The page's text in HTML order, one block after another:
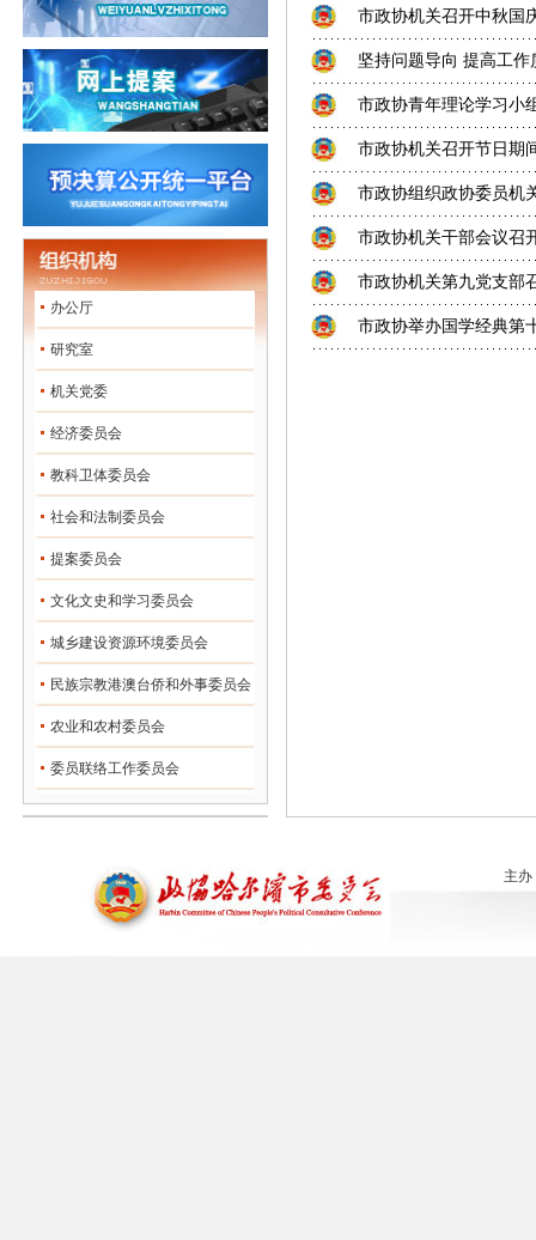
办公厅
研究室
机关党委
经济委员会
教科卫体委员会
社会和法制委员会
提案委员会
文化文史和学习委员会
城乡建设资源环境委员会
民族宗教港澳台侨和外事委员会
农业和农村委员会
委员联络工作委员会
市政协机关召开中秋国
坚持问题导向 提高工
市政协青年理论学习小
市政协机关召开节日期
市政协组织政协委员机
市政协机关干部会议召
市政协机关第九党支部
市政协举办国学经典第
主